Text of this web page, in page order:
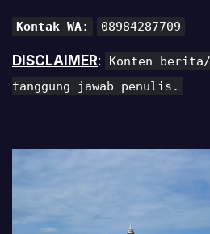
Kontak WA: 08984287709
DISCLAIMER:
Konten
tanggung jawab penulis.